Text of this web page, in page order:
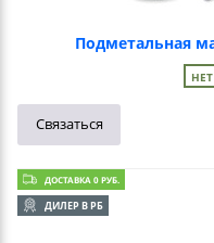
Подметальная
Связаться
ДОСТАВКА 0 РУБ.
ДИЛЕР В РБ